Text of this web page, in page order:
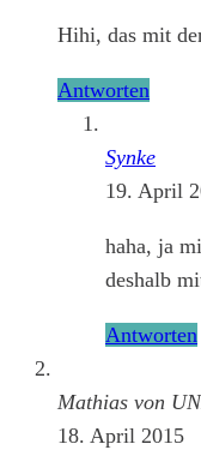
Hihi, das mit
Antworten
Synke
19. April
haha, ja
deshalb
Antworten
Mathias von
18. April 2015